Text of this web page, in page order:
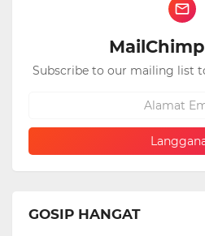
Subscribe to our mailing list
GOSIP HANGAT